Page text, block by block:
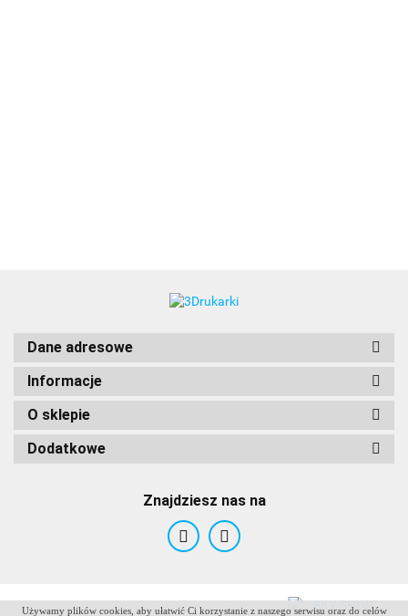
Używamy plików cookies, aby ułatwić Ci korzystanie z naszego serwisu oraz do celów
Dane adresowe
Informacje
O sklepie
Dodatkowe
Znajdziesz nas na